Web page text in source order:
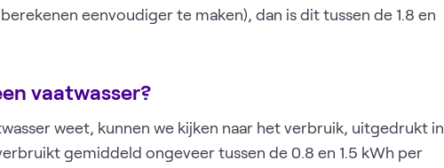
eenvoudiger te maken), dan is dit tussen de 1.8 en
vaatwasser?
weet, kunnen we kijken naar het verbruik, uitgedrukt in
gemiddeld ongeveer tussen de 0.8 en 1.5 kWh per